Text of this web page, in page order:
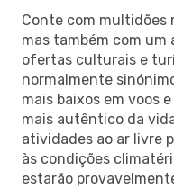
Conte com multidões
mas também com um
ofertas culturais e
normalmente
mais baixos em voos
mais autêntico da
atividades ao ar livre
às condições
estarão